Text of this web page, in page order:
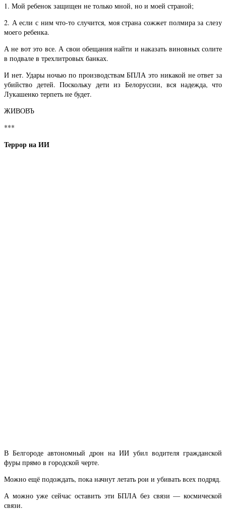
1. Мой ребенок защищен не только мной, но и моей страной;
2. А если с ним что-то случится, моя страна сожжет полмира за слезу
моего ребенка.
А не вот это все. А свои обещания найти и наказать виновных солите
в подвале в трехлитровых банках.
И нет. Удары ночью по производствам БПЛА это никакой не ответ за
убийство детей. Поскольку дети из Белоруссии, вся надежда, что
Лукашенко терпеть не будет.
ЖИВОВЪ
***
Террор на ИИ
В Белгороде автономный дрон на ИИ убил водителя гражданской
фуры прямо в городской черте.
Можно ещё подождать, пока начнут летать рои и убивать всех подряд.
А можно уже сейчас оставить эти БПЛА без связи — космической
связи.